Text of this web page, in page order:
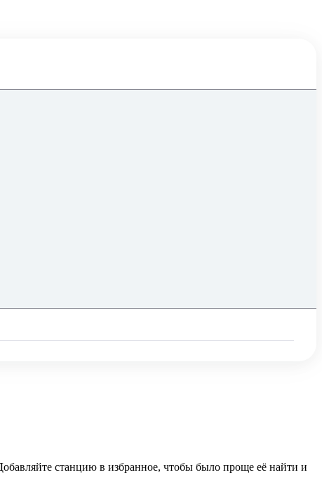
станцию в избранное, чтобы было проще её найти и